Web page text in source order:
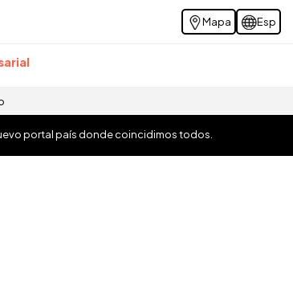
Mapa Esp
portal país donde coincidimos todos.